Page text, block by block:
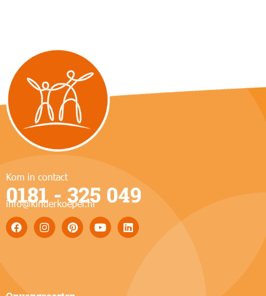
Kom in contact
0181 - 325 049
info@kinderkoepel.nl